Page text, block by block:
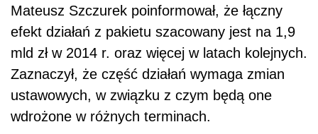
Mateusz Szczurek poinformował, że łączny
efekt działań z pakietu szacowany jest na 1,9
mld zł w 2014 r. oraz więcej w latach kolejnych.
Zaznaczył, że część działań wymaga zmian
ustawowych, w związku z czym będą one
wdrożone w różnych terminach.